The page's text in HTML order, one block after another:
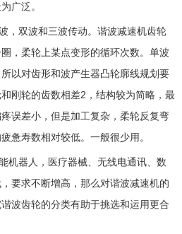
广泛。
双波和三波传动。谐波减速机齿轮
，柔轮上某点变形的循环次数。单波
以对齿形和波产生器凸轮廓线规划要
刚轮的齿数相差2，结构较为简略，最
误差小，但是加工复杂，柔轮反复弯
惫寿数相对较低。一般很少用。
器人，医疗器械、无线电通讯、数
要求不断增高，那么对谐波减速机的
波齿轮的分类有助于挑选和运用更合